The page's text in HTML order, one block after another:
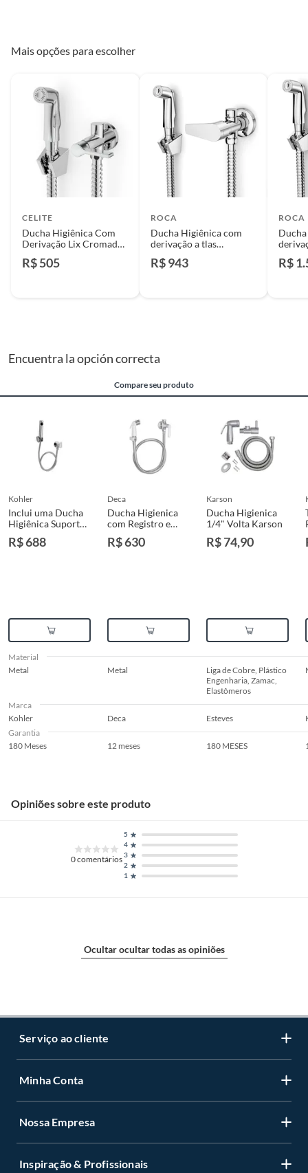
Mais opções para escolher
CELITE
Ducha Higiênica Com
Derivação Lix Cromado
R$ 505
ROCA
Ducha Higiênica com
derivação a tlas
R$ 943
ROCA
R$
Encuentra la opción correcta
Compare seu produto
kohler
Inclui uma Ducha
Higiênica Suporte
de Parede Registro
e Flexível Kohler
R$ 688
deca
Ducha Higienica
com Registro e
Derivacao Flex
Plus Cromado
R$ 630
karson
Ducha Higienica
1/4" Volta Karson
R$ 74,90
Material
Metal
Metal
Liga de Cobre, Plástico
Engenharia, Zamac,
Elastômeros
Marca
Kohler
Deca Esteves
Garantia
180 Meses
12 meses 180 MESES
Opiniões sobre este produto
0comentários
1
2
3
4
5
Ocultar ocultar todas as opiniões
Serviço ao cliente
Centro de ajuda
Política de Zona de Preços
Minha Conta
Cadastre-se
Nossa Empresa
Quem somos
Inspiração & Profissionais